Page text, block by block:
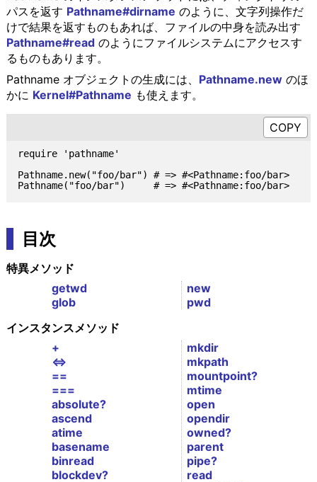
パスを返す Pathname#dirname のように、文字列操作だ
けで結果を返すものもあれば、ファイルの中身を読み出す
Pathname#readのようにファイルシステムにアクセスす
るものもあります。
Pathname オブジェクトの生成には、 Pathname.newのほ
かに Kernel#Pathname も使えます。
require 'pathname'
Pathname.new("foo/bar") # => #<Pathname:foo/bar>
Pathname("foo/bar")     # => #<Pathname:foo/bar>
目次
特異メソッド
getwd
glob
new
pwd
インスタンスメソッド
+
<=>
==
===
absolute?
ascend
atime
basename
binread
blockdev?
mkdir
mkpath
mountpoint?
mtime
open
opendir
owned?
parent
pipe?
read